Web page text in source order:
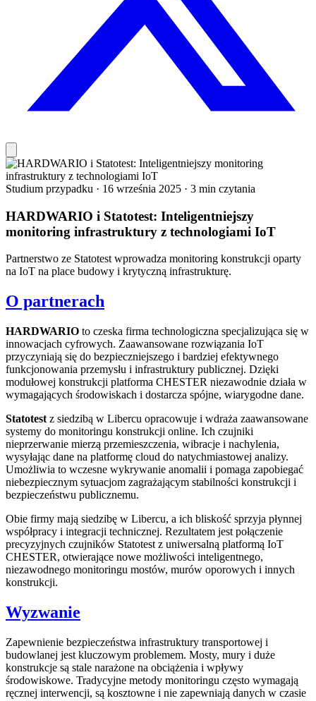
Studium przypadku · 16 września 2025 · 3 min czytania
HARDWARIO i Statotest: Inteligentniejszy
monitoring infrastruktury z technologiami IoT
Partnerstwo ze Statotest wprowadza monitoring konstrukcji oparty
na IoT na place budowy i krytyczną infrastrukturę.
O partnerach
HARDWARIO to czeska firma technologiczna specjalizująca się w
innowacjach cyfrowych. Zaawansowane rozwiązania IoT
przyczyniają się do bezpieczniejszego i bardziej efektywnego
funkcjonowania przemysłu i infrastruktury publicznej. Dzięki
modułowej konstrukcji platforma CHESTER niezawodnie działa w
wymagających środowiskach i dostarcza spójne, wiarygodne dane.
Statotest z siedzibą w Libercu opracowuje i wdraża zaawansowane
systemy do monitoringu konstrukcji online. Ich czujniki
nieprzerwanie mierzą przemieszczenia, wibracje i nachylenia,
wysyłając dane na platformę cloud do natychmiastowej analizy.
Umożliwia to wczesne wykrywanie anomalii i pomaga zapobiegać
niebezpiecznym sytuacjom zagrażającym stabilności konstrukcji i
bezpieczeństwu publicznemu.
Obie firmy mają siedzibę w Libercu, a ich bliskość sprzyja płynnej
współpracy i integracji technicznej. Rezultatem jest połączenie
precyzyjnych czujników Statotest z uniwersalną platformą IoT
CHESTER, otwierające nowe możliwości inteligentnego,
niezawodnego monitoringu mostów, murów oporowych i innych
konstrukcji.
Wyzwanie
Zapewnienie bezpieczeństwa infrastruktury transportowej i
budowlanej jest kluczowym problemem. Mosty, mury i duże
konstrukcje są stale narażone na obciążenia i wpływy
środowiskowe. Tradycyjne metody monitoringu często wymagają
ręcznej interwencji, są kosztowne i nie zapewniają danych w czasie